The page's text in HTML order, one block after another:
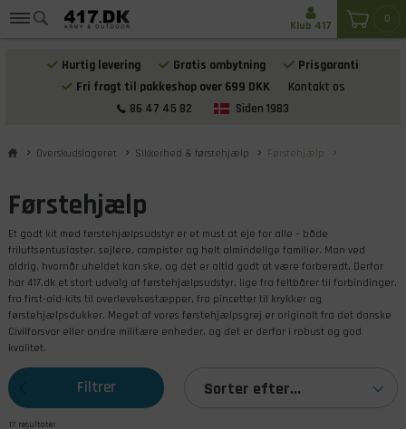
Hurtig levering Gratis ombytning
Prisgaranti
Fri fragt til pakkeshop over 699 DKK
Kontakt os
86 47 45 82
Siden 1983
0
Klub 417
Overskudslageret Sikkerhed & førstehjælp Førstehjælp
Førstehjælp
Et godt kit med førstehjælpsudstyr er et must at eje for alle – både
friluftsentusiaster, sejlere, campister og helt almindelige familier. Man ved
aldrig, hvornår uheldet kan ske, og det er altid godt at være forberedt. Derfor
har 417.dk et stort udvalg af førstehjælpsudstyr, lige fra feltbårer til forbindinger,
fra first-aid-kits til overlevelsestæpper, fra pincetter til krykker og
førstehjælpsdukker. Meget af vores førstehjælpsgrej er originalt fra det danske
Civilforsvar eller andre militære enheder, og det er derfor i robust og god
kvalitet.
Filtrer Sorter efter...
17 resultater